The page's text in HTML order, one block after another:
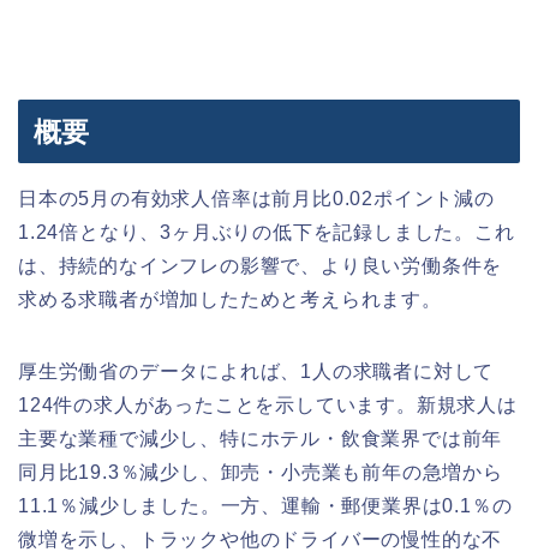
概要
日本の5月の有効求人倍率は前月比0.02ポイント減の
1.24倍となり、3ヶ月ぶりの低下を記録しました。これ
は、持続的なインフレの影響で、より良い労働条件を
求める求職者が増加したためと考えられます。
厚生労働省のデータによれば、1人の求職者に対して
124件の求人があったことを示しています。新規求人は
主要な業種で減少し、特にホテル・飲食業界では前年
同月比19.3％減少し、卸売・小売業も前年の急増から
11.1％減少しました。一方、運輸・郵便業界は0.1％の
微増を示し、トラックや他のドライバーの慢性的な不